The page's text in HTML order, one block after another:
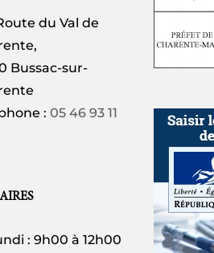
du Val de
Bussac-sur-
: 05 46 93 11
: 9h00 à 12h00